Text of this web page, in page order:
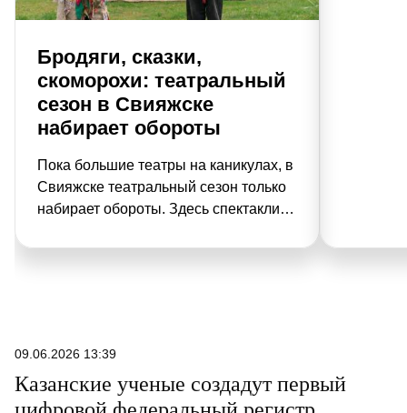
Бродяги, сказки,
скоморохи: театральный
сезон в Свияжске
набирает обороты
Пока большие театры на каникулах, в
Свияжске театральный сезон только
набирает обороты. Здесь спектакли
привычных декораций –
09.06.2026 13:39
Казанские ученые создадут первый